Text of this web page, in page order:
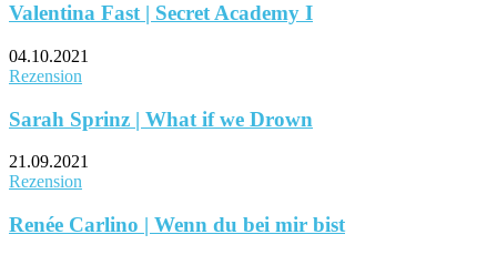
Valentina Fast | Secret Academy I
04.10.2021
Rezension
Sarah Sprinz | What if we Drown
21.09.2021
Rezension
Renée Carlino | Wenn du bei mir bist